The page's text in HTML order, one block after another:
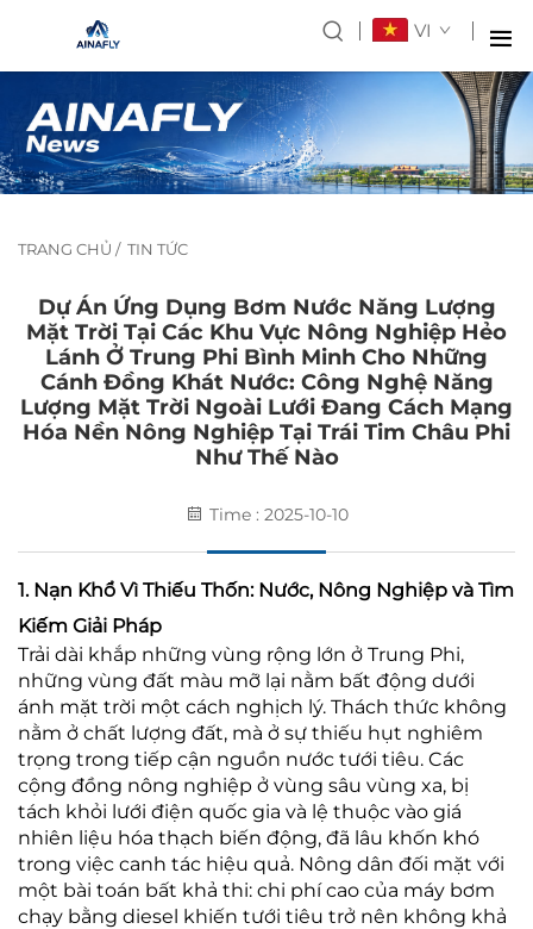
VI
TRANG CHỦ / TIN TỨC
Dự Án Ứng Dụng Bơm Nước Năng Lượng
Mặt Trời Tại Các Khu Vực Nông Nghiệp Hẻo
Lánh Ở Trung Phi Bình Minh Cho Những
Cánh Đồng Khát Nước: Công Nghệ Năng
Lượng Mặt Trời Ngoài Lưới Đang Cách Mạng
Hóa Nền Nông Nghiệp Tại Trái Tim Châu Phi
Như Thế Nào
Time : 2025-10-10
1. Nạn Khổ Vì Thiếu Thốn: Nước, Nông Nghiệp và Tìm
Kiếm Giải Pháp
Trải dài khắp những vùng rộng lớn ở Trung Phi,
những vùng đất màu mỡ lại nằm bất động dưới
ánh mặt trời một cách nghịch lý. Thách thức không
nằm ở chất lượng đất, mà ở sự thiếu hụt nghiêm
trọng trong tiếp cận nguồn nước tưới tiêu. Các
cộng đồng nông nghiệp ở vùng sâu vùng xa, bị
tách khỏi lưới điện quốc gia và lệ thuộc vào giá
nhiên liệu hóa thạch biến động, đã lâu khốn khó
trong việc canh tác hiệu quả. Nông dân đối mặt với
một bài toán bất khả thi: chi phí cao của máy bơm
chạy bằng diesel khiến tưới tiêu trở nên không khả